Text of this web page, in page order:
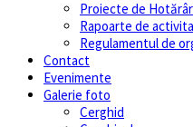
Proiecte de
Rapoarte de
Regulamentul de
Contact
Evenimente
Galerie foto
Cerghid